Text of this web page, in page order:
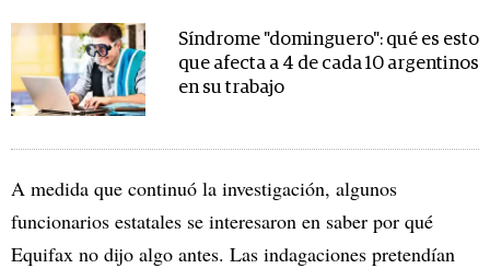
Síndrome "dominguero": qué es esto
que afecta a 4 de cada 10 argentinos
en su trabajo
A medida que continuó la investigación, algunos
funcionarios estatales se interesaron en saber por qué
Equifax no dijo algo antes. Las indagaciones pretendían